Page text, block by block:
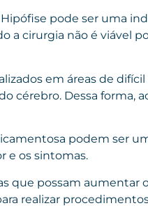
pode ser uma
a cirurgia não é viável
em áreas de
cérebro. Dessa forma,
podem ser
e os sintomas.
que possam aumentar
realizar